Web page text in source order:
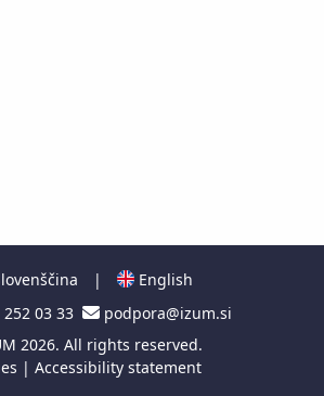
|
English
252 03 33
podpora@izum.si
2026. All rights reserved.
| Accessibility statement